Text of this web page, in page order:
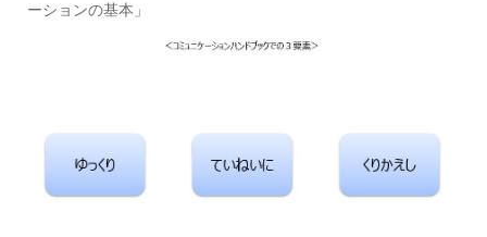
ーションの基本」